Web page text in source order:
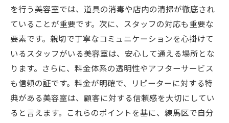
を行う美容室では、道具の消毒や店内の清掃が徹底され
ていることが重要です。次に、スタッフの対応も重要な
要素です。親切で丁寧なコミュニケーションを心掛けて
いるスタッフがいる美容室は、安心して通える場所とな
ります。さらに、料金体系の透明性やアフターサービス
も信頼の証です。料金が明確で、リピーターに対する特
典がある美容室は、顧客に対する信頼感を大切にしてい
ると言えます。これらのポイントを基に、練馬区で自分